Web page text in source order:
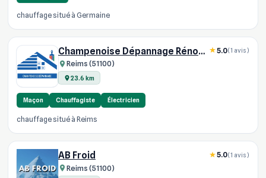
chauffage situé à Germaine
Champenoise Dépannage Rénovation
Reims (51100)
23.6 km
5.0(1 avis)
Maçon Chauffagiste Électricien
chauffage situé à Reims
AB Froid
Reims (51100)
5.0(1 avis)